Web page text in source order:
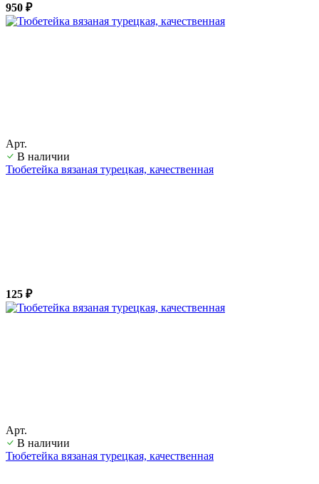
950 ₽
Арт.
В наличии
Тюбетейка вязаная турецкая, качественная
125 ₽
Арт.
В наличии
Тюбетейка вязаная турецкая, качественная